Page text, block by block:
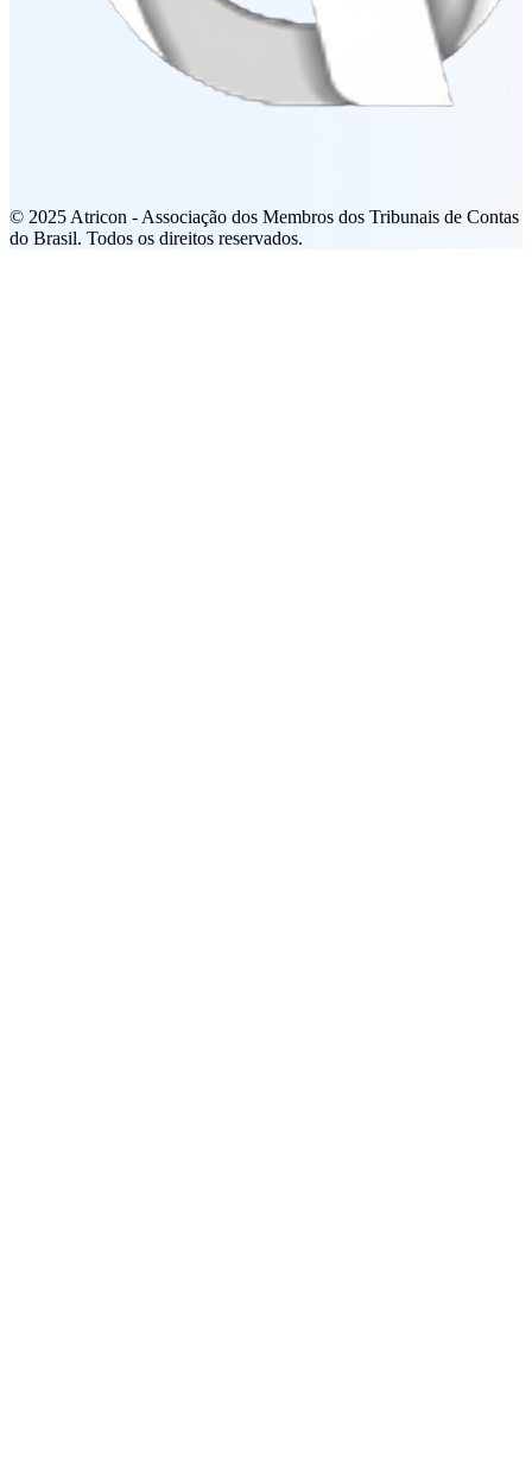
© 2025 Atricon - Associação dos Membros dos Tribunais de Contas
do Brasil. Todos os direitos reservados.